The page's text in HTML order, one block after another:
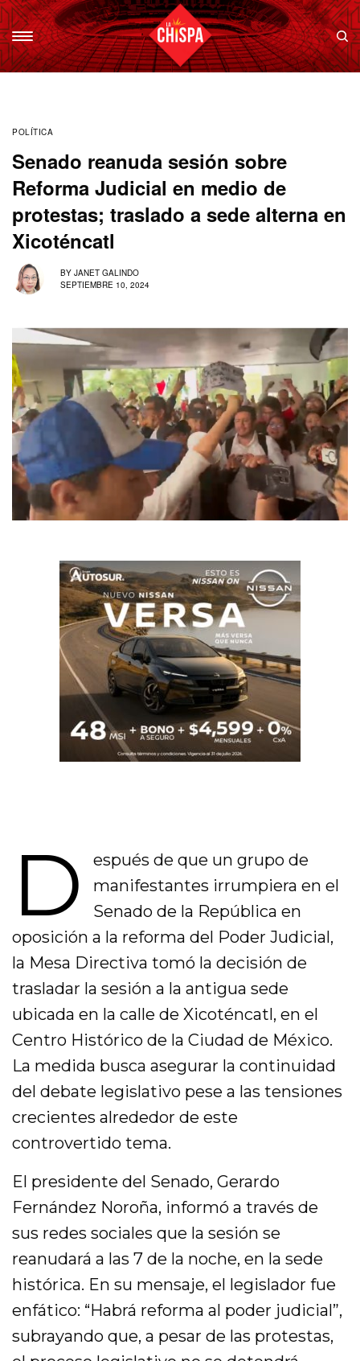
POLÍTICA
Senado reanuda sesión sobre
Reforma Judicial en medio de
protestas; traslado a sede alterna en
Xicoténcatl
BY JANET GALINDO
SEPTIEMBRE 10, 2024
D
espués de que un grupo de
manifestantes irrumpiera en el
Senado de la República en
oposición a la reforma del Poder Judicial,
la Mesa Directiva tomó la decisión de
trasladar la sesión a la antigua sede
ubicada en la calle de Xicoténcatl, en el
Centro Histórico de la Ciudad de México.
La medida busca asegurar la continuidad
del debate legislativo pese a las tensiones
crecientes alrededor de este
controvertido tema.
El presidente del Senado, Gerardo
Fernández Noroña, informó a través de
sus redes sociales que la sesión se
reanudará a las 7 de la noche, en la sede
histórica. En su mensaje, el legislador fue
enfático: “Habrá reforma al poder judicial”,
subrayando que, a pesar de las protestas,